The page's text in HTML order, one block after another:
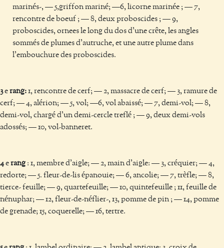
marinés-, — 5,griffon mariné; —6, licorne marinée ; — 7,
rencontre de boeuf ; — 8, deux proboscides ; — 9,
proboscides, ornees le long du dos d’une crête, les angles
sommés de plumes d’autruche, et une autre plume dans
l’embouchure des proboscides.
3erang:1, rencontre de cerf; — 2, massacre de cerf; — 3, ramure de
cerf; — 4, alérion; — 5, vol; —6, vol abaissé; — 7, demi-vol; — 8,
demi-vol, chargé d’un demi-cercle treflé ; — 9, deux demi-vols
adossés; — 10, vol-banneret.
4erang : 1, membre d’aigle; — 2, main d’aigle: — 3, créquier; — 4,
redorte; — 5. fleur-de-lis épanouie; — 6, ancolie; — 7, trèfle; — 8,
tierce- feuille; — 9, quartefeuille; — 10, quintefeuille ; 11, feuille de
nénuphar; — 12, fleur-de-néflier-, 13, pomme de pin ; — 14, pomme
de grenade; 15, coquerelle; — 16, tertre.